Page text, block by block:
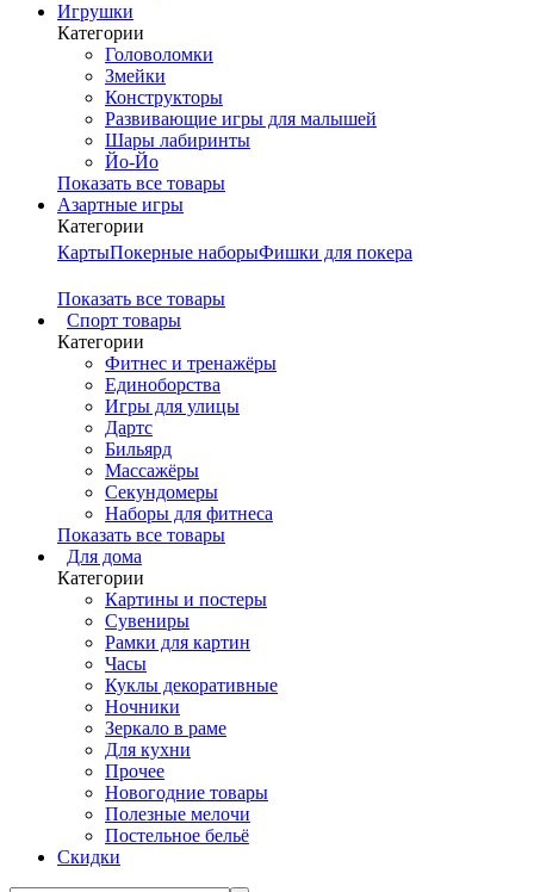
Игрушки
Категории
Головоломки
Змейки
Конструкторы
Развивающие игры для малышей
Шары лабиринты
Йо-Йо
Показать все товары
Азартные игры
Категории
КартыПокерные наборыФишки для покера
Показать все товары
Cпорт товары
Категории
Фитнес и тренажёры
Единоборства
Игры для улицы
Дартс
Бильярд
Массажёры
Секундомеры
Наборы для фитнеса
Показать все товары
Для дома
Категории
Картины и постеры
Сувениры
Рамки для картин
Часы
Куклы декоративные
Ночники
Зеркало в раме
Для кухни
Прочее
Новогодние товары
Полезные мелочи
Постельное бельё
Скидки